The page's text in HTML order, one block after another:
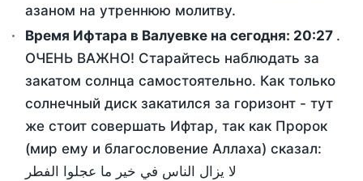
азаном на утреннюю молитву.
Время Ифтара в Валуевке на сегодня: 20:27 .
ОЧЕНЬ ВАЖНО! Старайтесь наблюдать за
закатом солнца самостоятельно. Как только
солнечный диск закатился за горизонт - тут
же стоит совершать Ифтар, так как Пророк
(мир ему и благословение Аллаха) сказал:
لا يزال الناس في خير ما عجلوا الفطر